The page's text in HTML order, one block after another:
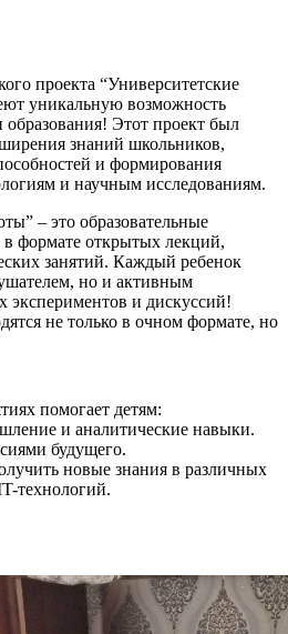
проекта “Университетские
уникальную возможность
образования! Этот проект был
знаний школьников,
и формирования
и научным исследованиям.
– это образовательные
формате открытых лекций,
занятий. Каждый ребенок
но и активным
экспериментов и дискуссий!
не только в очном формате, но
помогает детям:
и аналитические навыки.
будущего.
новые знания в различных
технологий.